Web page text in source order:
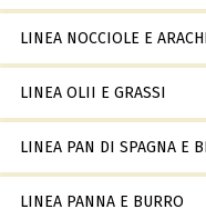
LINEA NOCCIOLE E
LINEA OLII E GRASSI
LINEA PAN DI SPAGNA E
LINEA PANNA E BURRO